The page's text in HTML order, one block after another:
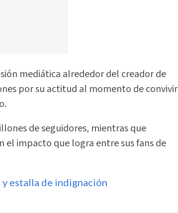
mediática alrededor del creador de
por su actitud al momento de convivir
de seguidores, mientras que
el impacto que logra entre sus fans de
estalla de indignación